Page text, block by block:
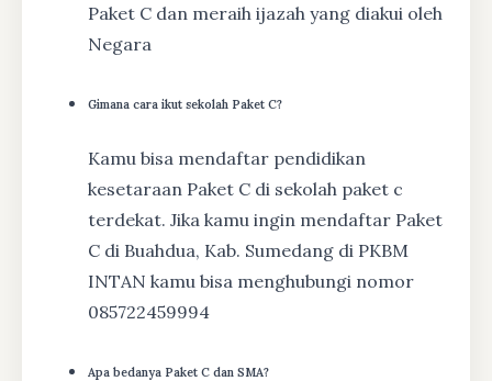
Paket C dan meraih ijazah yang diakui oleh
Negara
Gimana cara ikut sekolah Paket C?
Kamu bisa mendaftar pendidikan
kesetaraan Paket C di sekolah paket c
terdekat. Jika kamu ingin mendaftar Paket
C di Buahdua, Kab. Sumedang di PKBM
INTAN kamu bisa menghubungi nomor
085722459994
Apa bedanya Paket C dan SMA?